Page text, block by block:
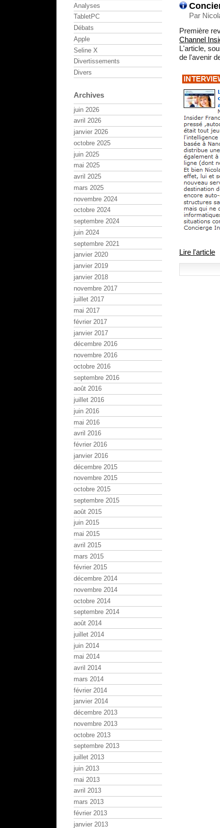
Par
Première
Channel
L'article,
de l'avenir
Lire l'article
Analyses
TabletPC
Débats
Apple
Seline X
Divertissements
Divers
Archives
juin 2026
avril 2026
janvier 2026
octobre 2025
juin 2025
mai 2025
avril 2025
mars 2025
novembre 2024
octobre 2024
septembre 2024
juin 2024
septembre 2021
janvier 2020
janvier 2019
janvier 2018
novembre 2017
juillet 2017
mai 2017
février 2017
janvier 2017
décembre 2016
novembre 2016
octobre 2016
septembre 2016
août 2016
juillet 2016
juin 2016
mai 2016
avril 2016
février 2016
janvier 2016
décembre 2015
novembre 2015
octobre 2015
septembre 2015
août 2015
juin 2015
mai 2015
avril 2015
mars 2015
février 2015
décembre 2014
novembre 2014
octobre 2014
septembre 2014
août 2014
juillet 2014
juin 2014
mai 2014
avril 2014
mars 2014
février 2014
janvier 2014
décembre 2013
novembre 2013
octobre 2013
septembre 2013
juillet 2013
juin 2013
mai 2013
avril 2013
mars 2013
février 2013
janvier 2013